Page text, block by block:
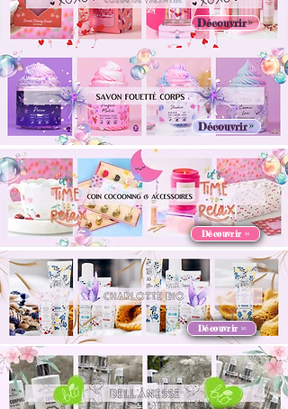
Découvrir
Découvrir
Découvrir >>
Découvrir >>